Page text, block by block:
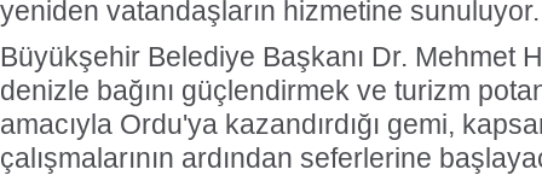
yeniden vatandaşların hizmetine sunuluyor.
Büyükşehir Belediye Başkanı Dr. Mehmet
denizle bağını güçlendirmek ve turizm
amacıyla Ordu'ya kazandırdığı gemi,
çalışmalarının ardından seferlerine